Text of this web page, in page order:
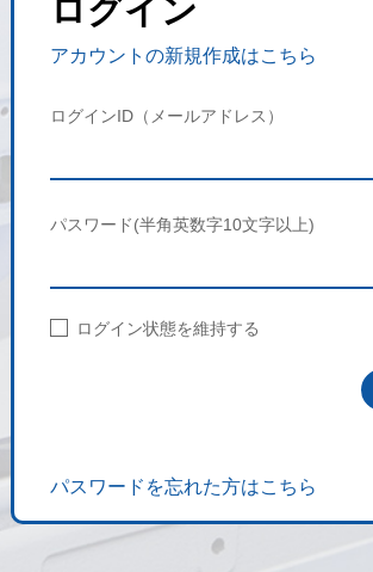
ログイン
アカウントの新規作成はこちら
ログインID（メールアドレス）
パスワード(半角英数字10文字以上)
ログイン状態を維持する
パスワードを忘れた方はこちら